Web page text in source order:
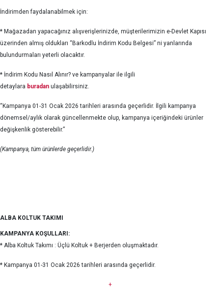
İndirimden faydalanabilmek için:
* Mağazadan yapacağınız alışverişlerinizde, müşterilerimizin e-Devlet Kapısı
üzerinden almış oldukları “Barkodlu İndirim Kodu Belgesi” ni yanlarında
bulundurmaları yeterli olacaktır.
* İndirim Kodu Nasıl Alınır? ve kampanyalar ile ilgili
detaylara buradan ulaşabilirsiniz.
“Kampanya 01-31 Ocak 2026 tarihleri arasında geçerlidir. İlgili kampanya
dönemsel/aylık olarak güncellenmekte olup, kampanya içeriğindeki ürünler
değişkenlik gösterebilir.”
(Kampanya, tüm ürünlerde geçerlidir.)
ALBA KOLTUK TAKIMI
KAMPANYA KOŞULLARI:
* Alba Koltuk Takımı : Üçlü Koltuk + Berjerden oluşmaktadır.
* Kampanya 01-31 Ocak 2026 tarihleri arasında geçerlidir.
+